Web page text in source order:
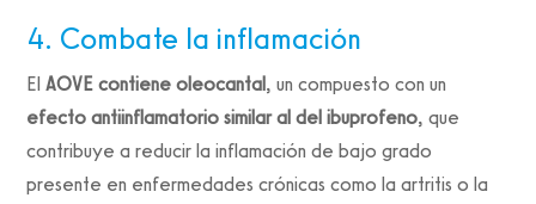
4. Combate la inflamación
ElAOVE contiene oleocantal, un compuesto con un
efecto antiinflamatorio similar al del ibuprofeno, que
contribuye a reducir la inflamación de bajo grado
presente en enfermedades crónicas como la artritis o la